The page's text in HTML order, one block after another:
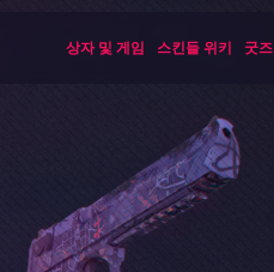
상자 및 게임 스킨들 위키 굿즈